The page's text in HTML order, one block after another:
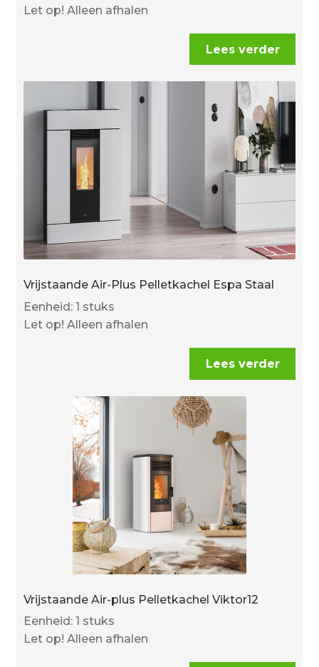
Let op! Alleen afhalen
Lees verder
Vrijstaande Air-Plus Pelletkachel Espa Staal
Eenheid: 1 stuks
Let op! Alleen afhalen
Lees verder
Vrijstaande Air-plus Pelletkachel Viktor12
Eenheid: 1 stuks
Let op! Alleen afhalen